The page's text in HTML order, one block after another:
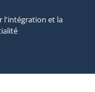
l'intégration et la